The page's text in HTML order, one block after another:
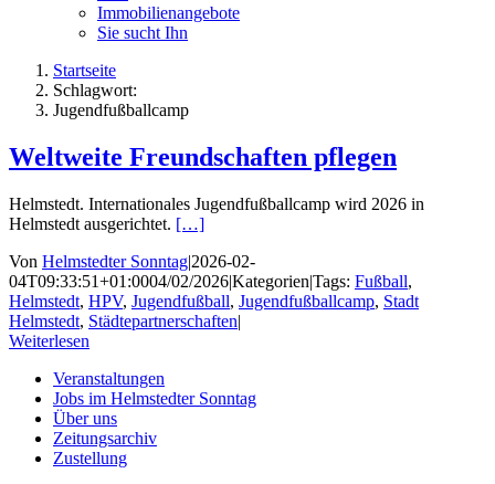
Immobilienangebote
Sie sucht Ihn
Startseite
Schlagwort:
Jugendfußballcamp
Weltweite Freundschaften pflegen
Helmstedt. Internationales Jugendfußballcamp wird 2026 in
Helmstedt ausgerichtet. […]
Von Helmstedter Sonntag|2026-02-
04T09:33:51+01:0004/02/2026|Kategorien|Tags: Fußball,
Helmstedt, HPV, Jugendfußball, Jugendfußballcamp, Stadt
Helmstedt, Städtepartnerschaften|
Weiterlesen
Veranstaltungen
Jobs im Helmstedter Sonntag
Über uns
Zeitungsarchiv
Zustellung